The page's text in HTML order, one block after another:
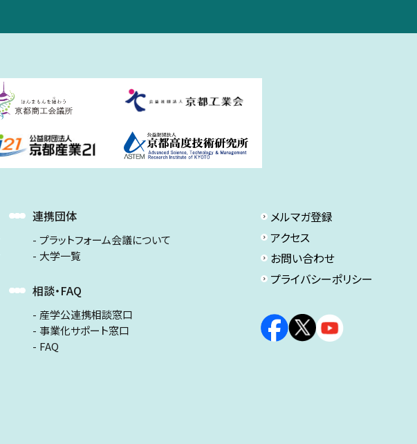
連携団体
プラットフォーム会議について
大学一覧
相談・FAQ
産学公連携相談窓口
事業化サポート窓口
FAQ
メルマガ登録
アクセス
お問い合わせ
プライバシーポリシー